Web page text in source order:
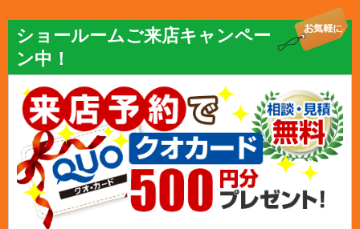
ショールームご来店キャンペー
ン中！